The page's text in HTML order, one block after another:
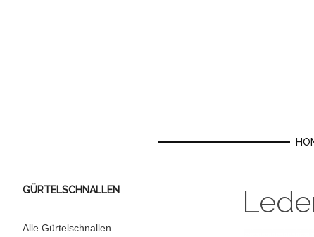
GÜRTELSCHNALLEN
Alle Gürtelschnallen